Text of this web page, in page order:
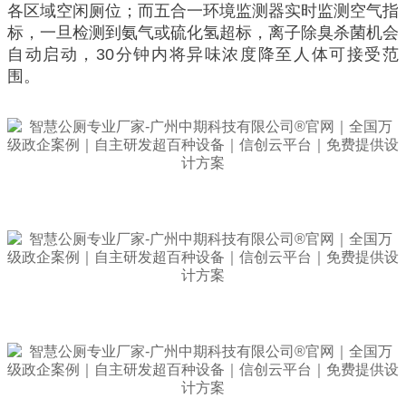
各区域空闲厕位；而五合一环境监测器实时监测空气指
标，一旦检测到氨气或硫化氢超标，离子除臭杀菌机会
自动启动，30分钟内将异味浓度降至人体可接受范
围。